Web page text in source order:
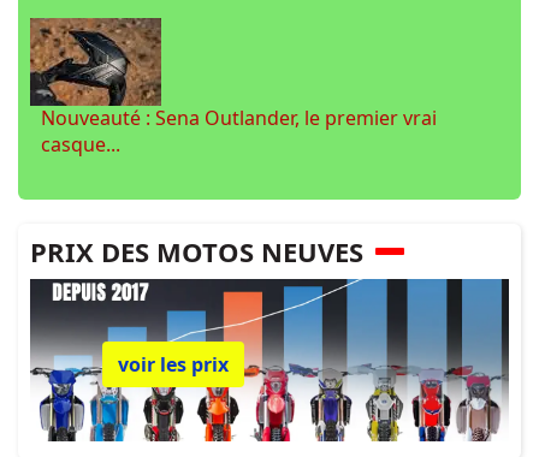
Nouveauté : Sena Outlander, le premier vrai
casque...
PRIX DES MOTOS NEUVES
voir les prix